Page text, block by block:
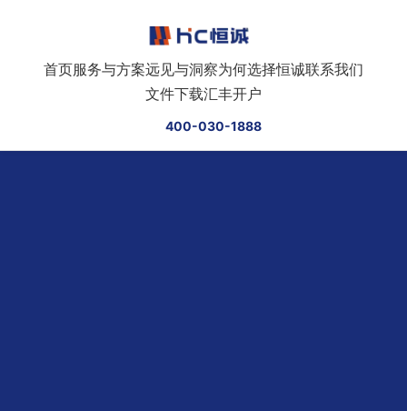
首页服务与方案远见与洞察为何选择恒诚联系我们
文件下载汇丰开户
400-030-1888